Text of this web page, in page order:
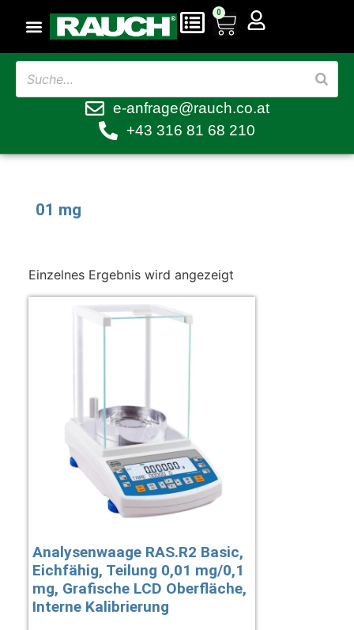
0
e-anfrage@rauch.co.at
+43 316 81 68 210
01 mg
Einzelnes Ergebnis wird angezeigt
Analysenwaage RAS.R2 Basic,
Eichfähig, Teilung 0,01 mg/0,1
mg, Grafische LCD Oberfläche,
Interne Kalibrierung